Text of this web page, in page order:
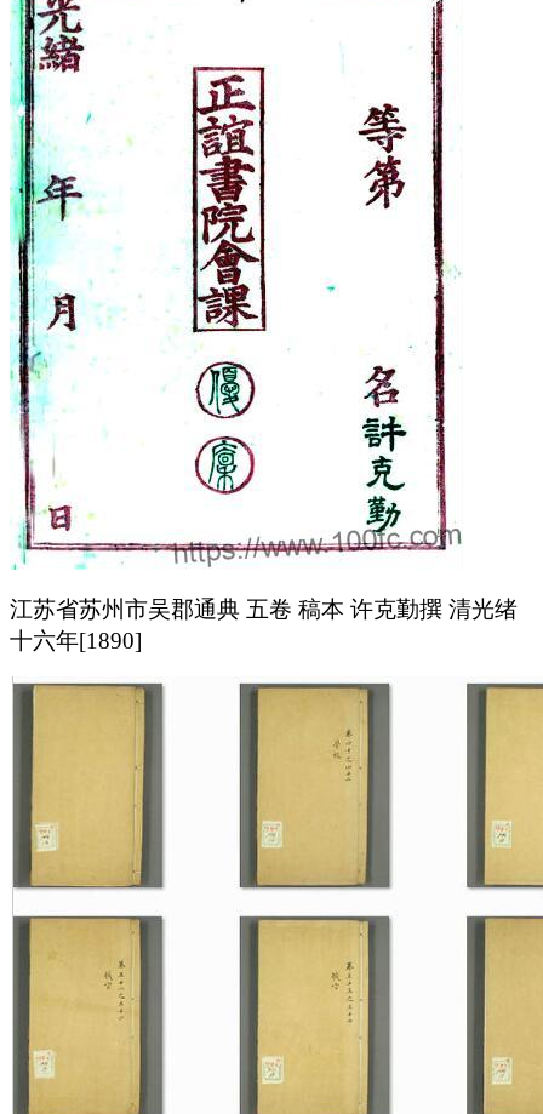
江苏省苏州市吴郡通典 五卷 稿本 许克勤撰 清光绪
十六年[1890]